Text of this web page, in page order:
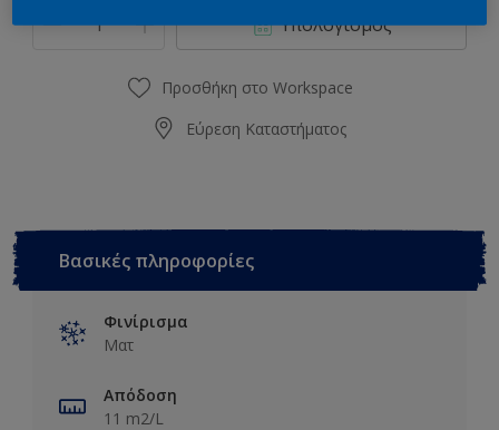
Υπολογισμός
Προσθήκη στο Workspace
Εύρεση Καταστήματος
Βασικές πληροφορίες
Φινίρισμα
Ματ
Απόδοση
11 m2/L